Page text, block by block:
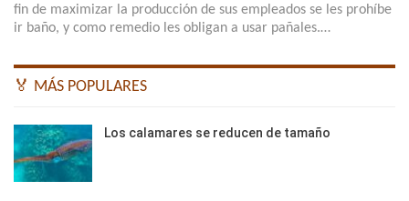
fin de maximizar la producción de sus empleados se les prohíbe
ir baño, y como remedio les obligan a usar pañales.…
🏅 MÁS POPULARES
Los calamares se reducen de tamaño